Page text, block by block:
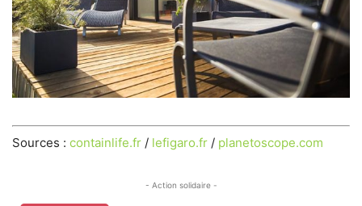
Sources : containlife.fr / lefigaro.fr / planetoscope.com
- Action solidaire -